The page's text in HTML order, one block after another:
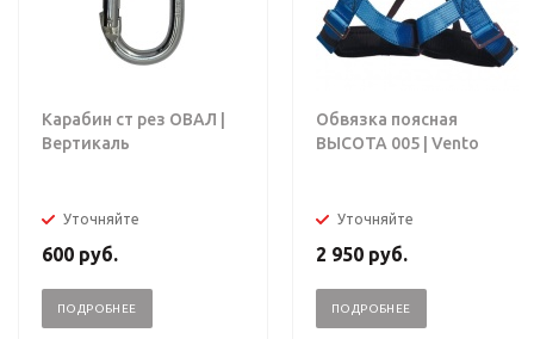
Карабин ст рез ОВАЛ |
Вертикаль
Уточняйте
600 руб.
ПОДРОБНЕЕ
Обвязка поясная
ВЫСОТА 005 | Vento
Уточняйте
2 950 руб.
ПОДРОБНЕЕ